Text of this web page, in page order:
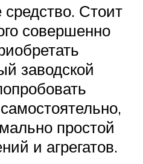
средство. Стоит
совершенно
заводской
простой
и агрегатов.